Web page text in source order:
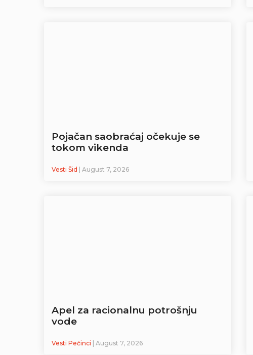
Pojačan saobraćaj očekuje se
tokom vikenda
Vesti Šid | August 7, 2026
Apel za racionalnu potrošnju
vode
Vesti Pećinci | August 7, 2026